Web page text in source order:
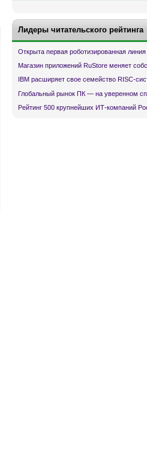
Лидеры читательского рейтинга
Открыта первая роботизированная
Магазин приложений RuStore меняет
IBM расширяет свое семейство RISC-
Глобальный рынок ПК — на уверенном
Рейтинг 500 крупнейших ИТ-компаний